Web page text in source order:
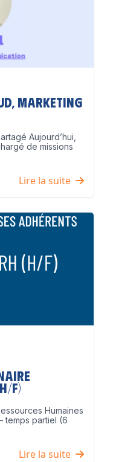
Marketing
Aujourd’hui,
de missions
Lire la suite
F)
Humaines
temps partiel (6
Lire la suite